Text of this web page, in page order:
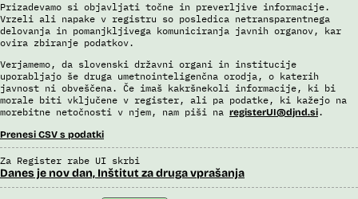
Prizadevamo si objavljati točne in preverljive informacije.
Vrzeli ali napake v registru so posledica netransparentnega
delovanja in pomanjkljivega komuniciranja javnih organov, kar
ovira zbiranje podatkov.
Verjamemo, da slovenski državni organi in institucije
uporabljajo še druga umetnointeligenčna orodja, o katerih
javnost ni obveščena. Če imaš kakršnekoli informacije, ki bi
morale biti vključene v register, ali pa podatke, ki kažejo na
morebitne netočnosti v njem, nam piši na registerUI@djnd.si.
Prenesi CSV s podatki
Za Register rabe UI skrbi
Danes je nov dan, Inštitut za druga vprašanja